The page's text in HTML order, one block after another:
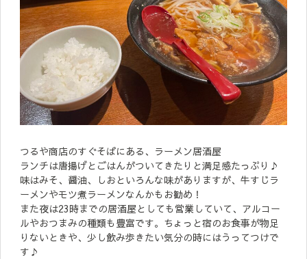
つるや商店のすぐそばにある、ラーメン居酒屋
ランチは唐揚げとごはんがついてきたりと満足感たっぷり♪
味はみそ、醤油、しおといろんな味がありますが、牛すじラ
ーメンやモツ煮ラーメンなんかもお勧め！
また夜は23時までの居酒屋としても営業していて、アルコー
ルやおつまみの種類も豊富です。ちょっと宿のお食事が物足
りないときや、少し飲み歩きたい気分の時にはうってつけで
す♪